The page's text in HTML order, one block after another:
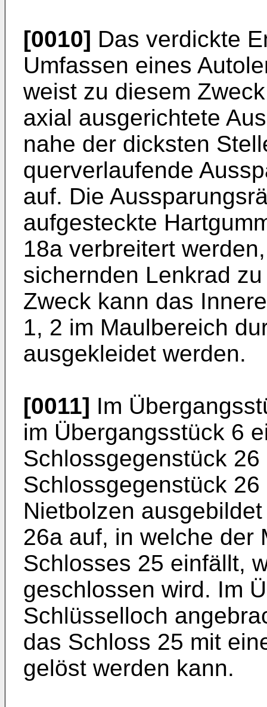
[0010] Das verdickte
Umfassen eines
weist zu diesem
axial ausgerichtete
nahe der dicksten
querverlaufende
auf. Die
aufgesteckte
18a verbreitert
sichernden Lenkrad
Zweck kann das
1, 2 im Maulbereich
ausgekleidet werden.
[0011] Im
im Übergangsstück 6
Schlossgegenstück
Schlossgegenstück
Nietbolzen
26a auf, in welche der
Schlosses 25 einfällt,
geschlossen wird. Im
Schlüsselloch
das Schloss 25 mit
gelöst werden kann.